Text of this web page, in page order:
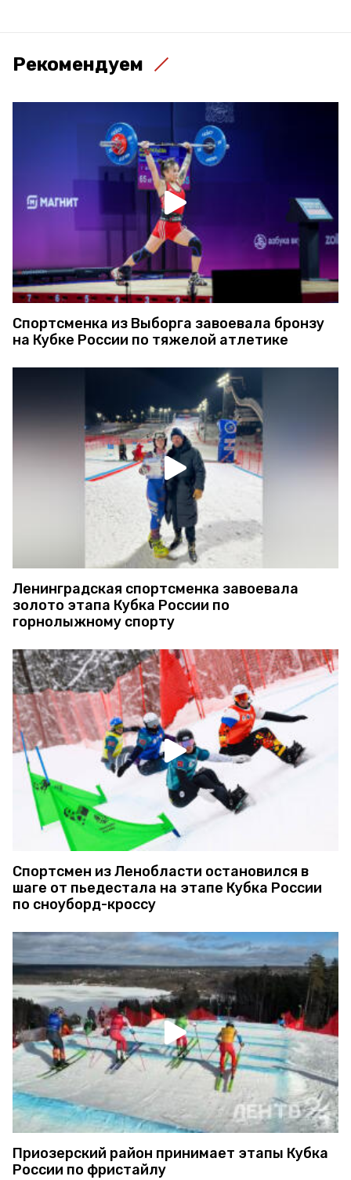
Рекомендуем
Спортсменка из Выборга завоевала бронзу
на Кубке России по тяжелой атлетике
Ленинградская спортсменка завоевала
золото этапа Кубка России по
горнолыжному спорту
Спортсмен из Ленобласти остановился в
шаге от пьедестала на этапе Кубка России
по сноуборд-кроссу
Приозерский район принимает этапы Кубка
России по фристайлу